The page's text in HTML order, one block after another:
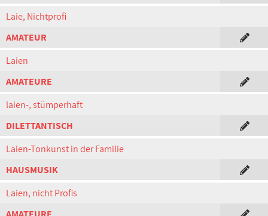
Laie, Nichtprofi
AMATEUR
Laien
AMATEURE
laien-, stümperhaft
DILETTANTISCH
Laien-Tonkunst in der Familie
HAUSMUSIK
Laien, nicht Profis